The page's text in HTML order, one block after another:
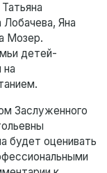
Яна
Мозер.
детей-
на
Заслуженного
будет оценивать